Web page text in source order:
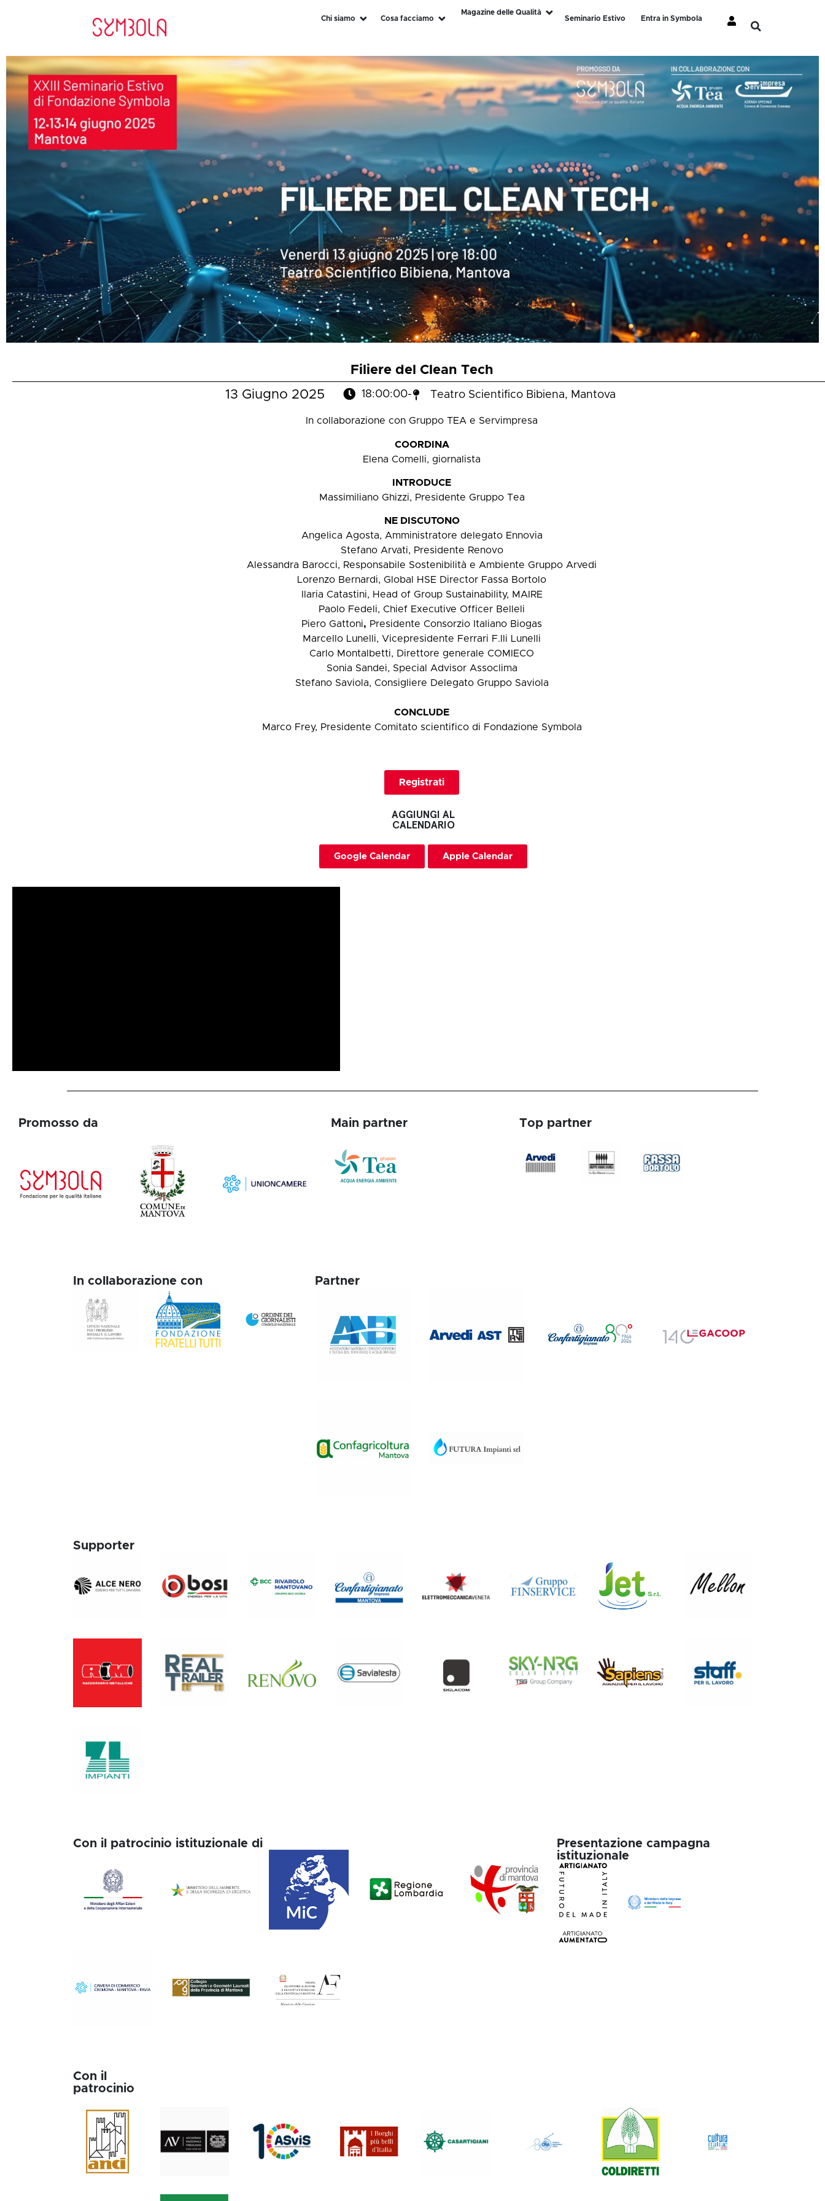
Chi siamo Cosa facciamo
Magazine delle Qualità
Seminario Estivo
Entra in Symbola
Filiere del Clean Tech
13 Giugno 2025
18:00:00- Teatro Scientifico Bibiena, Mantova
In collaborazione con Gruppo TEA e Servimpresa
COORDINA
Elena Comelli, giornalista
INTRODUCE
Massimiliano Ghizzi, Presidente Gruppo Tea
NE DISCUTONO
Angelica Agosta, Amministratore delegato Ennovia
Stefano Arvati, Presidente Renovo
Alessandra Barocci, Responsabile Sostenibilità e Ambiente Gruppo Arvedi
Lorenzo Bernardi, Global HSE Director Fassa Bortolo
Ilaria Catastini, Head of Group Sustainability, MAIRE
Paolo Fedeli, Chief Executive Officer Belleli
Piero Gattoni, Presidente Consorzio Italiano Biogas
Marcello Lunelli, Vicepresidente Ferrari F.lli Lunelli
Carlo Montalbetti, Direttore generale COMIECO
Sonia Sandei, Special Advisor Assoclima
Stefano Saviola, Consigliere Delegato Gruppo Saviola
CONCLUDE
Marco Frey, Presidente Comitato scientifico di Fondazione Symbola
Registrati
AGGIUNGI AL
CALENDARIO
Google Calendar Apple Calendar
Promosso da Main partner Top partner
In collaborazione con Partner
Supporter
Con il patrocinio istituzionale di
Presentazione campagna
istituzionale
Con il
patrocinio